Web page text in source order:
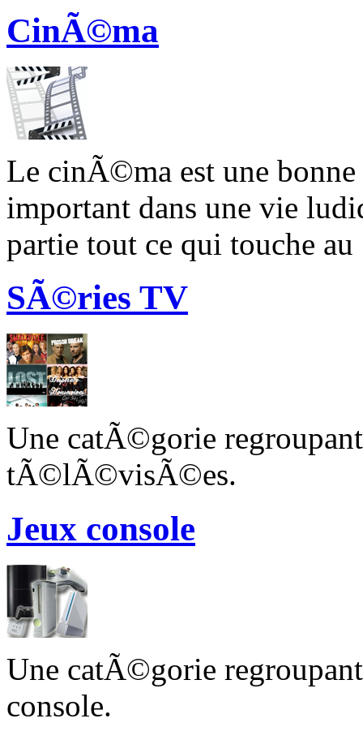
CinÃ©ma
Le cinÃ©ma est une
important dans une vie
partie tout ce qui touche au
SÃ©ries TV
Une catÃ©gorie
tÃ©lÃ©visÃ©es.
Jeux console
Une catÃ©gorie
console.